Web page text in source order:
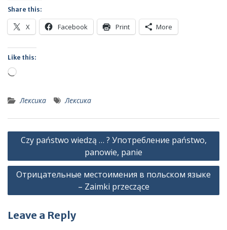
Share this:
X Facebook Print More
Like this:
Loading…
Лексика Лексика
Post
navigation
Czy państwo wiedzą … ? Употребление państwo,
panowie, panie
Отрицательные местоимения в польском языке
– Zaimki przeczące
Leave a Reply